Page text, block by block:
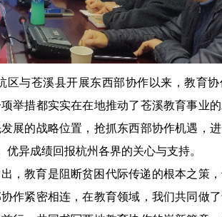
与苍溪县开展东西部协作以来，教育
举措都实实在在地推动了苍溪教育事业
展的战略位置，抢抓东西部协作机遇，
异成绩回报杭州各界的关心与支持。
，教育是阻断贫困代际传递的根本之策
作紧密相连，在教育领域，我们共同做